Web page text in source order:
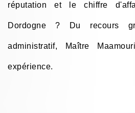
réputation et le chiffre
Dordogne ? Du recours
administratif, Maître
expérience.